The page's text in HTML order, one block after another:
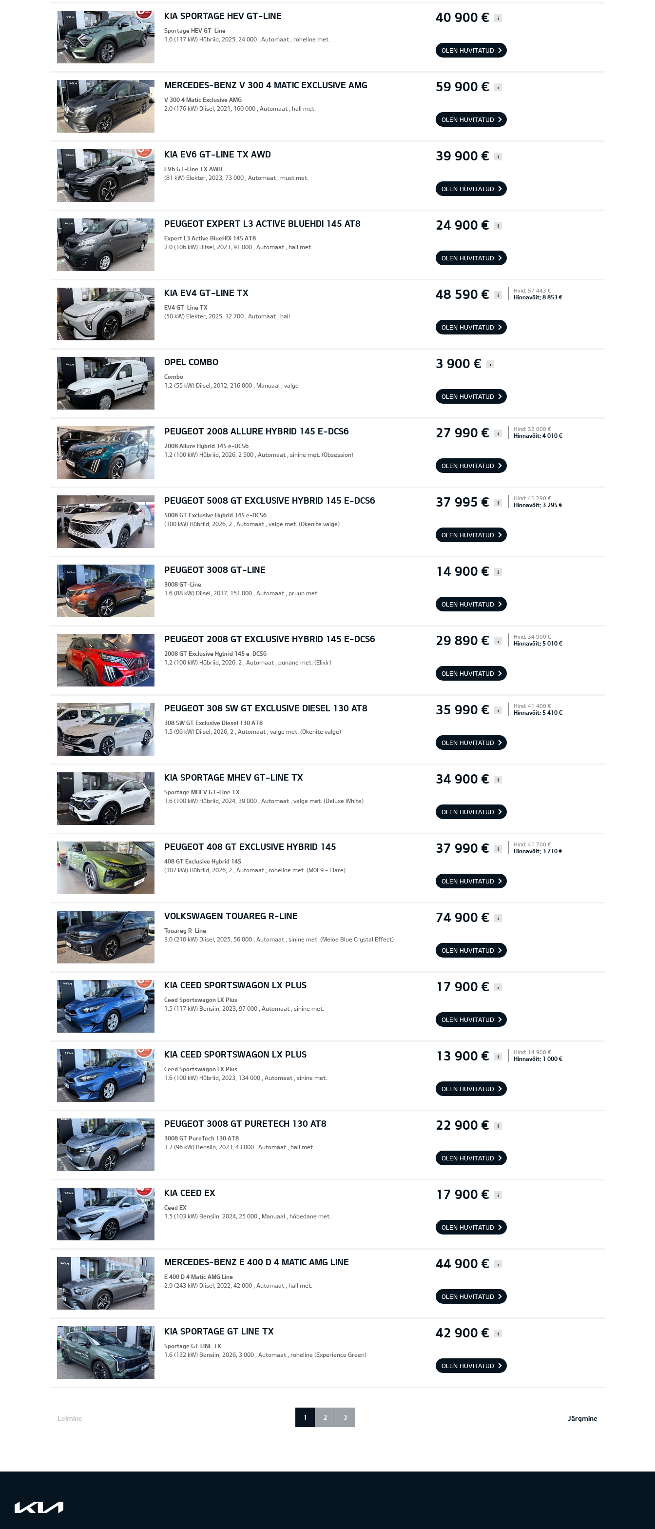
KIA SPORTAGE HEV GT-LINE 40 900 € i
Sportage HEV GT-Line
1.6 (117 kW) Hübriid, 2025, 24 000 , Automaat , roheline met.
OLEN HUVITATUD
MERCEDES-BENZ V 300 4 MATIC EXCLUSIVE AMG 59 900 € i
V 300 4 Matic Exclusive AMG
2.0 (176 kW) Diisel, 2021, 160 000 , Automaat , hall met.
OLEN HUVITATUD
KIA EV6 GT-LINE TX AWD 39 900 € i
EV6 GT-Line TX AWD
(81 kW) Elekter, 2023, 73 000 , Automaat , must met.
OLEN HUVITATUD
PEUGEOT EXPERT L3 ACTIVE BLUEHDI 145 AT8 24 900 € i
Expert L3 Active BlueHDi 145 AT8
2.0 (106 kW) Diisel, 2023, 91 000 , Automaat , hall met.
OLEN HUVITATUD
KIA EV4 GT-LINE TX 48 590 € i
Hind: 57 443 €
Hinnavõit: 8 853 €
EV4 GT-Line TX
(50 kW) Elekter, 2025, 12 700 , Automaat , hall
OLEN HUVITATUD
OPEL COMBO 3 900 € i
Combo
1.2 (55 kW) Diisel, 2012, 216 000 , Manuaal , valge
OLEN HUVITATUD
PEUGEOT 2008 ALLURE HYBRID 145 E-DCS6 27 990 € i
Hind: 32 000 €
Hinnavõit: 4 010 €
2008 Allure Hybrid 145 e-DCS6
1.2 (100 kW) Hübriid, 2026, 2 500 , Automaat , sinine met. (Obsession)
OLEN HUVITATUD
PEUGEOT 5008 GT EXCLUSIVE HYBRID 145 E-DCS6 37 995 € i
Hind: 41 290 €
Hinnavõit: 3 295 €
5008 GT Exclusive Hybrid 145 e-DCS6
(100 kW) Hübriid, 2026, 2 , Automaat , valge met. (Okenite valge)
OLEN HUVITATUD
PEUGEOT 3008 GT-LINE 14 900 € i
3008 GT-Line
1.6 (88 kW) Diisel, 2017, 151 000 , Automaat , pruun met.
OLEN HUVITATUD
PEUGEOT 2008 GT EXCLUSIVE HYBRID 145 E-DCS6 29 890 € i
Hind: 34 900 €
Hinnavõit: 5 010 €
2008 GT Exclusive Hybrid 145 e-DCS6
1.2 (100 kW) Hübriid, 2026, 2 , Automaat , punane met. (Elixir)
OLEN HUVITATUD
PEUGEOT 308 SW GT EXCLUSIVE DIESEL 130 AT8 35 990 € i
Hind: 41 400 €
Hinnavõit: 5 410 €
308 SW GT Exclusive Diesel 130 AT8
1.5 (96 kW) Diisel, 2026, 2 , Automaat , valge met. (Okenite valge)
OLEN HUVITATUD
KIA SPORTAGE MHEV GT-LINE TX 34 900 € i
Sportage MHEV GT-Line TX
1.6 (100 kW) Hübriid, 2024, 39 000 , Automaat , valge met. (Deluxe White)
OLEN HUVITATUD
PEUGEOT 408 GT EXCLUSIVE HYBRID 145 37 990 € i
Hind: 41 700 €
Hinnavõit: 3 710 €
408 GT Exclusive Hybrid 145
(107 kW) Hübriid, 2026, 2 , Automaat , roheline met. (M0F9 - Flare)
OLEN HUVITATUD
VOLKSWAGEN TOUAREG R-LINE 74 900 € i
Touareg R-Line
3.0 (210 kW) Diisel, 2025, 56 000 , Automaat , sinine met. (Meloe Blue Crystal Effect)
OLEN HUVITATUD
KIA CEED SPORTSWAGON LX PLUS 17 900 € i
Ceed Sportswagon LX Plus
1.5 (117 kW) Bensiin, 2023, 97 000 , Automaat , sinine met.
OLEN HUVITATUD
KIA CEED SPORTSWAGON LX PLUS 13 900 € i
Hind: 14 900 €
Hinnavõit: 1 000 €
Ceed Sportswagon LX Plus
1.6 (100 kW) Hübriid, 2023, 134 000 , Automaat , sinine met.
OLEN HUVITATUD
PEUGEOT 3008 GT PURETECH 130 AT8 22 900 € i
3008 GT PureTech 130 AT8
1.2 (96 kW) Bensiin, 2023, 43 000 , Automaat , hall met.
OLEN HUVITATUD
KIA CEED EX 17 900 € i
Ceed EX
1.5 (103 kW) Bensiin, 2024, 25 000 , Manuaal , hõbedane met.
OLEN HUVITATUD
MERCEDES-BENZ E 400 D 4 MATIC AMG LINE 44 900 € i
E 400 D 4 Matic AMG Line
2.9 (243 kW) Diisel, 2022, 42 000 , Automaat , hall met.
OLEN HUVITATUD
KIA SPORTAGE GT LINE TX 42 900 € i
Sportage GT LINE TX
1.6 (132 kW) Bensiin, 2026, 3 000 , Automaat , roheline (Experience Green)
OLEN HUVITATUD
Eelmine Järgmine
1 2 3